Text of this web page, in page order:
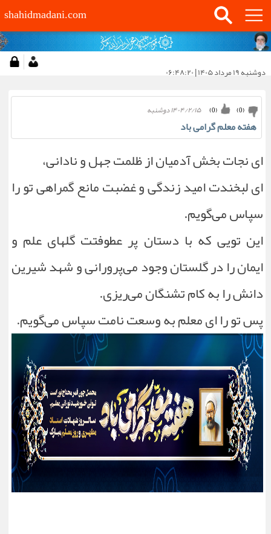
shahidmadani.com
دوشنبه ۱۹ مرداد ۱۴۰۵ | ۰۶:۴۸:۲۰
۱۴۰۴/۲/۱۵ دوشنبه (
0
) (
0
)
هفته معلم گرامی باد
ای نجات بخش آدمیان از ظلمت جهل و نادانی،
ای لبخندت امید زندگی و غضبت مانع گمراهی تو را
سپاس می‌گویم.
این تویی که با دستان پر عطوفتت گلهای علم و
ایمان را در گلستان وجود می‌پرورانی و شهد شیرین
دانش را به کام تشنگان می‌ریزی.
پس تو را ای معلم به وسعت نامت سپاس می‌گویم.